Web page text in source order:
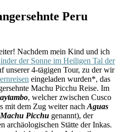
Peru
Nachdem mein Kind und ich
der Sonne im Heiligen Tal der
unserer 4-tägigen Tour, zu der wir
eingeladen wurden*, das
Machu Picchu Reise. Im
, welcher zwischen Cusco
mit dem Zug weiter nach Aguas
Picchu genannt), der
archäologischen Stätte der Inkas.